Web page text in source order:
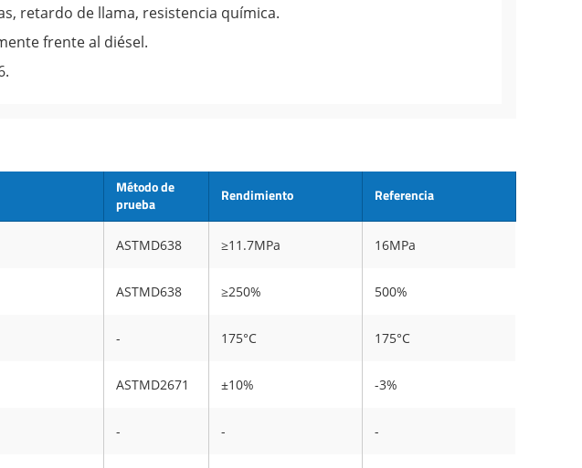
retardo de llama, resistencia química.
frente al diésel.
Método de
prueba
Rendimiento Referencia
ASTMD638 ≥11.7MPa 16MPa
ASTMD638 ≥250% 500%
- 175°C 175°C
ASTMD2671 ±10% -3%
- - -